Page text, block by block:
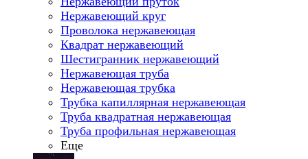
Нержавеющий круг
Проволока нержавеющая
Квадрат нержавеющий
Шестигранник нержавеющий
Нержавеющая труба
Нержавеющая трубка
Трубка капиллярная нержавеющая
Труба квадратная нержавеющая
Труба профильная нержавеющая
Еще